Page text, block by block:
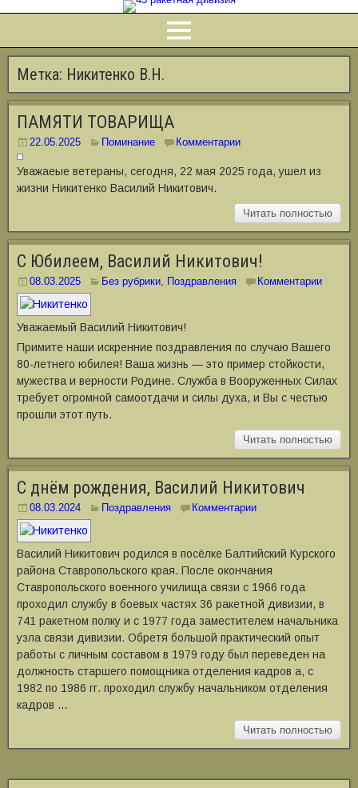
Метка: Никитенко В.Н.
ПАМЯТИ ТОВАРИЩА
22.05.2025 Поминание Комментарии
Уважаеые ветераны, сегодня, 22 мая 2025 года, ушел из
жизни Никитенко Василий Никитович.
Читать полностью
С Юбилеем, Василий Никитович!
08.03.2025 Без рубрики, Поздравления Комментарии
Уважаемый Василий Никитович!
Примите наши искренние поздравления по случаю Вашего
80-летнего юбилея! Ваша жизнь — это пример стойкости,
мужества и верности Родине. Служба в Вооруженных Силах
требует огромной самоотдачи и силы духа, и Вы с честью
прошли этот путь.
Читать полностью
С днём рождения, Василий Никитович
08.03.2024 Поздравления Комментарии
Василий Никитович родился в посёлке Балтийский Курского
района Ставропольского края. После окончания
Ставропольского военного училища связи с 1966 года
проходил службу в боевых частях 36 ракетной дивизии, в
741 ракетном полку и с 1977 года заместителем начальника
узла связи дивизии. Обретя большой практический опыт
работы с личным составом в 1979 году был переведен на
должность старшего помощника отделения кадров а, с
1982 по 1986 гг. проходил службу начальником отделения
кадров …
Читать полностью